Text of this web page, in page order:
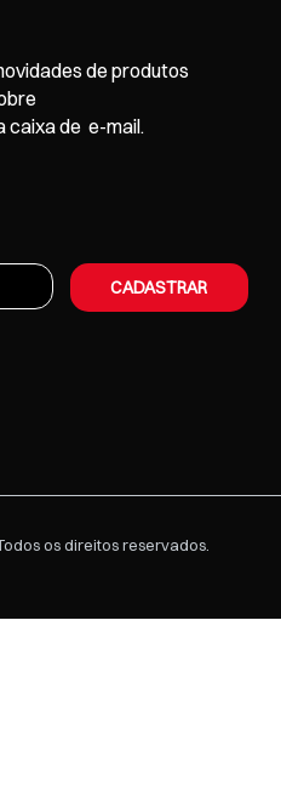
de produtos
caixa de e-mail.
CADASTRAR
os direitos reservados.